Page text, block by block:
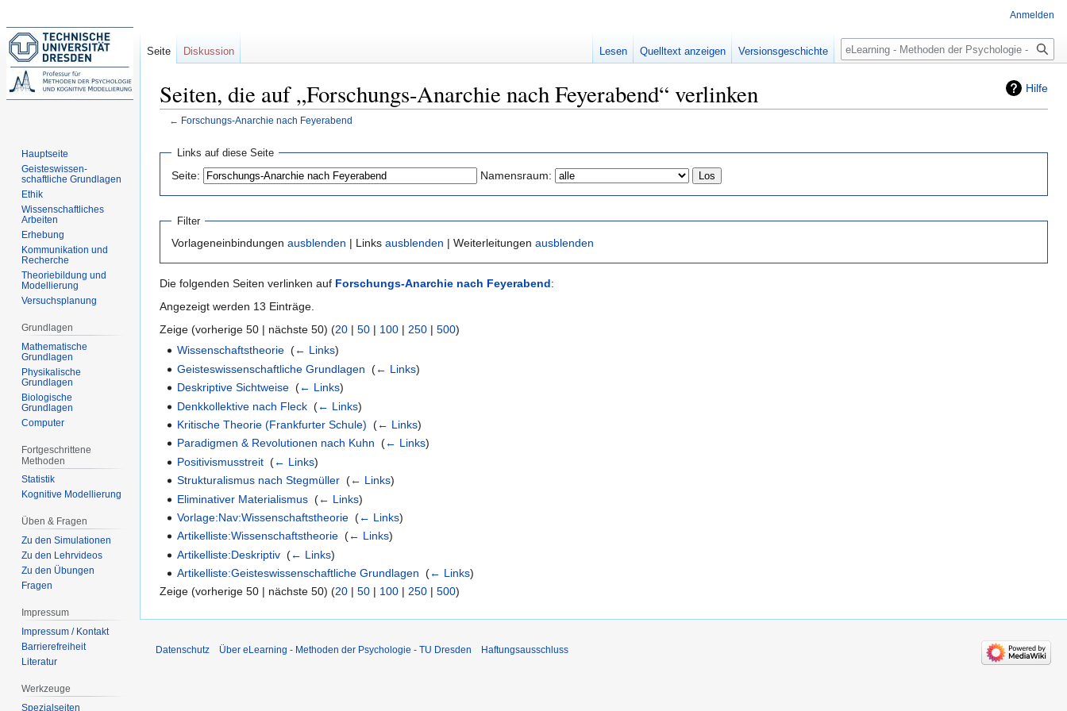
Hilfe
Seiten, die auf „Forschungs-Anarchie nach Feyerabend“ verlinken
← Forschungs-Anarchie nach Feyerabend
Navigation
springen
springen
Links auf diese Seite
Seite: Namensraum:
Filter
Vorlageneinbindungen ausblenden | Links ausblenden | Weiterleitungen ausblenden
Die folgenden Seiten verlinken auf Forschungs-Anarchie nach Feyerabend:
Angezeigt werden 13 Einträge.
Zeige (vorherige 50 | nächste 50) (20 | 50 | 100 | 250 | 500)
Wissenschaftstheorie ‎(← Links)
Geisteswissenschaftliche Grundlagen ‎(← Links)
Deskriptive Sichtweise ‎(← Links)
Denkkollektive nach Fleck ‎(← Links)
Kritische Theorie (Frankfurter Schule) ‎(← Links)
Paradigmen & Revolutionen nach Kuhn ‎(← Links)
Positivismusstreit ‎(← Links)
Strukturalismus nach Stegmüller ‎(← Links)
Eliminativer Materialismus ‎(← Links)
Vorlage:Nav:Wissenschaftstheorie ‎(← Links)
Artikelliste:Wissenschaftstheorie ‎(← Links)
Artikelliste:Deskriptiv ‎(← Links)
Artikelliste:Geisteswissenschaftliche Grundlagen ‎(← Links)
Zeige (vorherige 50 | nächste 50) (20 | 50 | 100 | 250 | 500)
Anmelden
Seite Diskussion Lesen Quelltext anzeigen Versionsgeschichte Suche
Hauptseite
Geisteswissen-
schaftliche Grundlagen
Ethik
Wissenschaftliches
Arbeiten
Erhebung
Kommunikation und
Recherche
Theoriebildung und
Modellierung
Versuchsplanung
Grundlagen
Mathematische
Grundlagen
Physikalische
Grundlagen
Biologische
Grundlagen
Computer
Fortgeschrittene
Methoden
Statistik
Kognitive Modellierung
Üben & Fragen
Zu den Simulationen
Zu den Lehrvideos
Zu den Übungen
Fragen
Impressum
Impressum / Kontakt
Barrierefreiheit
Literatur
Werkzeuge
Spezialseiten
Datenschutz Über eLearning - Methoden der Psychologie - TU Dresden Haftungsausschluss